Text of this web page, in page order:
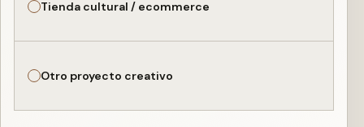
Tienda cultural / ecommerce
Otro proyecto creativo